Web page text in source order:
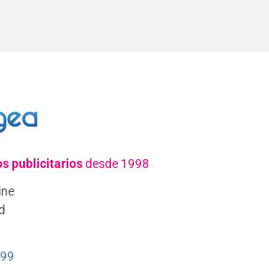
publicitariosdesde 1998